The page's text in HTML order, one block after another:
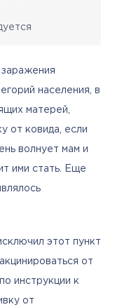
заражения
населения, в
матерей,
от ковида, если
волнует мам и
ими стать. Еще
этот пункт
от
инструкции к
от